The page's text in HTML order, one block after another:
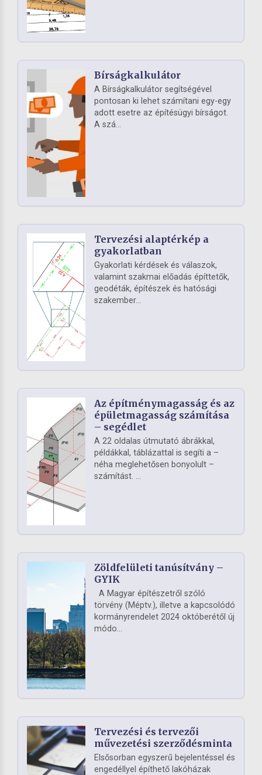
Bírságkalkulátor
A Bírságkalkulátor segítségével
pontosan ki lehet számítani egy-egy
adott esetre az építésügyi bírságot.
A szá...
Tervezési alaptérkép a
gyakorlatban
Gyakorlati kérdések és válaszok,
valamint szakmai előadás építtetők,
geodéták, építészek és hatósági
szakember...
Az építménymagasság és az
épületmagasság számítása
– segédlet
A 22 oldalas útmutató ábrákkal,
példákkal, táblázattal is segíti a –
néha meglehetősen bonyolult –
számítást. ...
Zöldfelületi tanúsítvány –
GYIK
A Magyar építészetről szóló
törvény (Méptv.), illetve a kapcsolódó
kormányrendelet 2024 októberétől új
módo...
Tervezési és tervezői
művezetési szerződésminta
Elsősorban egyszerű bejelentéssel és
engedéllyel építhető lakóházak